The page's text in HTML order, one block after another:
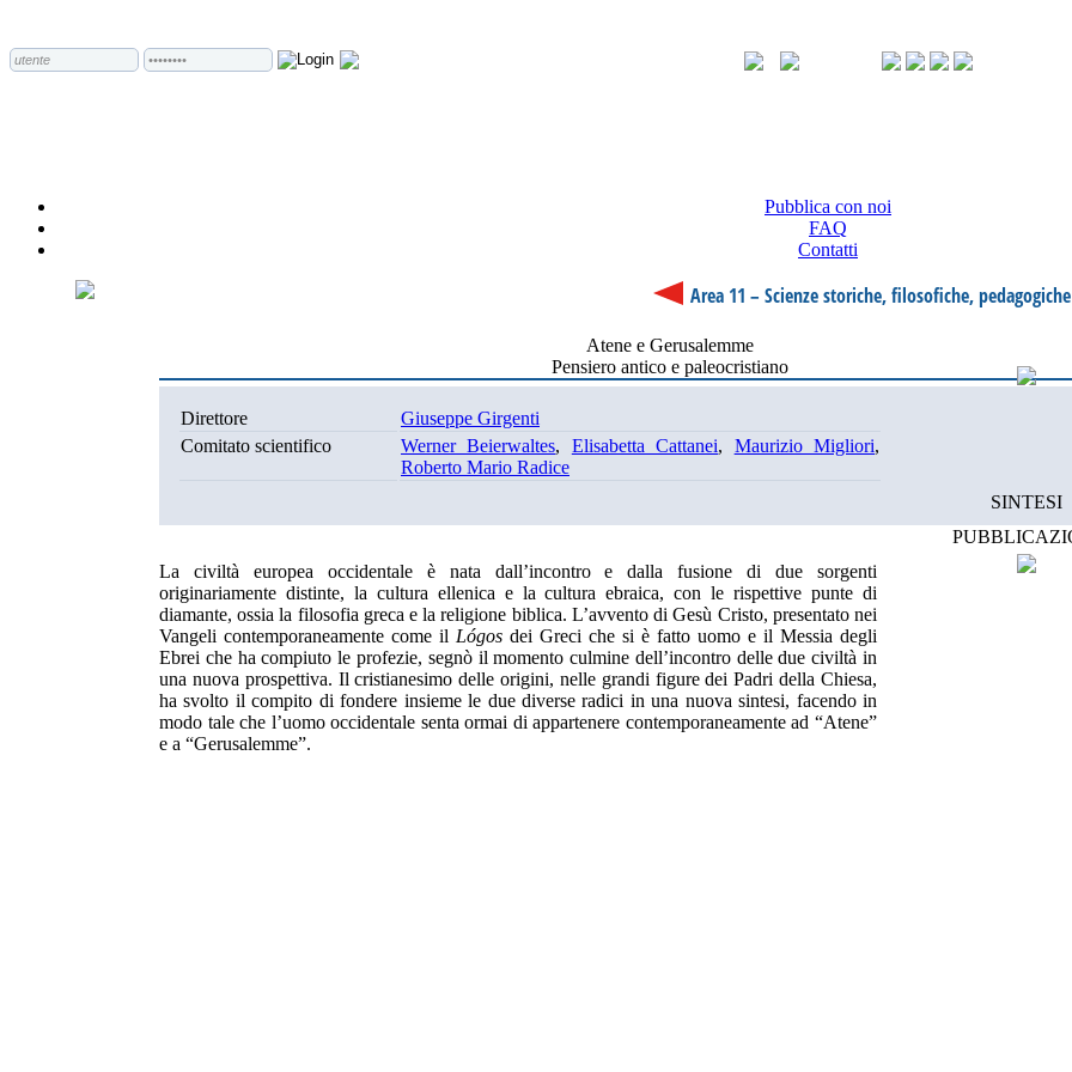
Pubblica con noi
FAQ
Contatti
Area 11 – Scienze storiche, filosofiche,
Atene e Gerusalemme
Pensiero antico e paleocristiano
Direttore
Giuseppe Girgenti
Comitato scientifico
Werner Beierwaltes, Elisabetta Cattanei, Maurizio Migliori,
Roberto Mario Radice
La civiltà europea occidentale è nata dall’incontro e dalla fusione di due sorgenti
originariamente distinte, la cultura ellenica e la cultura ebraica, con le rispettive punte di
diamante, ossia la filosofia greca e la religione biblica. L’avvento di Gesù Cristo, presentato nei
Vangeli contemporaneamente come il Lógos dei Greci che si è fatto uomo e il Messia degli
Ebrei che ha compiuto le profezie, segnò il momento culmine dell’incontro delle due civiltà in
una nuova prospettiva. Il cristianesimo delle origini, nelle grandi figure dei Padri della Chiesa,
ha svolto il compito di fondere insieme le due diverse radici in una nuova sintesi, facendo in
modo tale che l’uomo occidentale senta ormai di appartenere contemporaneamente ad “Atene”
e a “Gerusalemme”.
SINTESI